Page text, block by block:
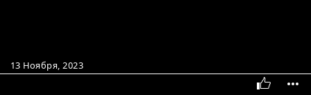
13 Ноября, 2023